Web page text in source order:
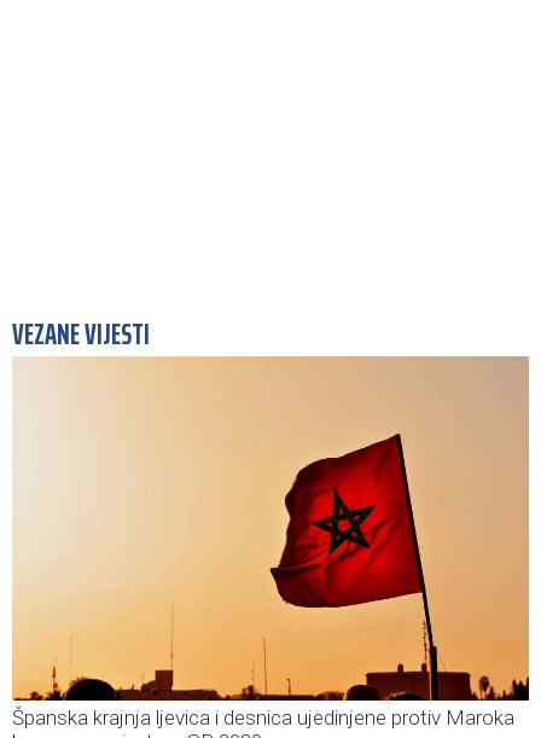
VEZANE VIJESTI
Španska krajnja ljevica i desnica ujedinjene protiv Maroka